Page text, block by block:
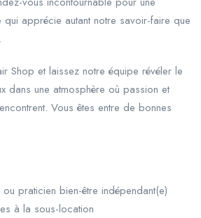
qui apprécie autant notre savoir-faire que
Shop et laissez notre équipe révéler le
dans une atmosphère où passion et
Vous êtes entre de bonnes
praticien bien-être indépendant(e)
à la sous-location